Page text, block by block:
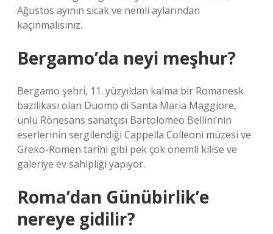
Ağustos ayının sıcak ve nemli aylarından
kaçınmalısınız.
Bergamo’da neyi meşhur?
Bergamo şehri, 11. yüzyıldan kalma bir Romanesk
bazilikası olan Duomo di Santa Maria Maggiore,
ünlü Rönesans sanatçısı Bartolomeo Bellini’nin
eserlerinin sergilendiği Cappella Colleoni müzesi ve
Greko-Romen tarihi gibi pek çok önemli kilise ve
galeriye ev sahipliği yapıyor.
Roma’dan Günübirlik’e
nereye gidilir?